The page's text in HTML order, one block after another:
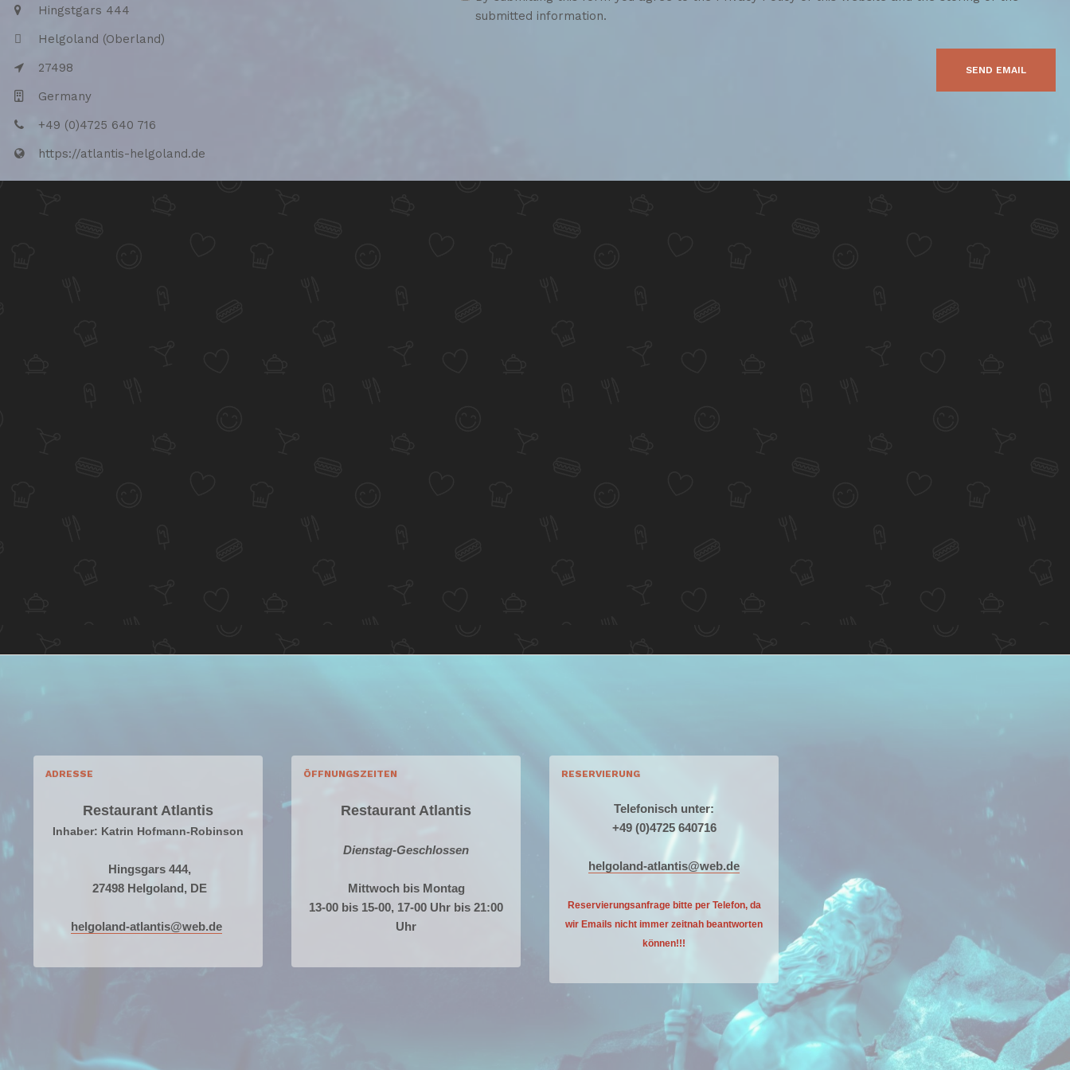
Hingstgars 444
Helgoland (Oberland)
27498
Germany
Phone
+49 (0)4725 640 716
Website
https://atlantis-helgoland.de
submitted information.
SEND EMAIL
ADRESSE
Restaurant Atlantis
Inhaber: Katrin Hofmann-Robinson
Hingsgars 444,
27498 Helgoland, DE
helgoland-atlantis@web.de
ÖFFNUNGSZEITEN
Restaurant Atlantis
Dienstag-Geschlossen
Mittwoch bis Montag
13-00 bis 15-00, 17-00 Uhr bis 21:00
Uhr
RESERVIERUNG
Telefonisch unter:
+49 (0)4725 640716
helgoland-atlantis@web.de
Reservierungsanfrage bitte per Telefon, da
wir Emails nicht immer zeitnah beantworten
können!!!